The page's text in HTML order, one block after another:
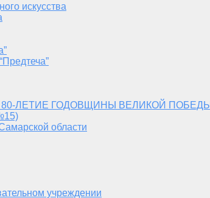
искусства
ЛЕТИЕ ГОДОВЩИНЫ ВЕЛИКОЙ ПОБЕДЫ
области
учреждении